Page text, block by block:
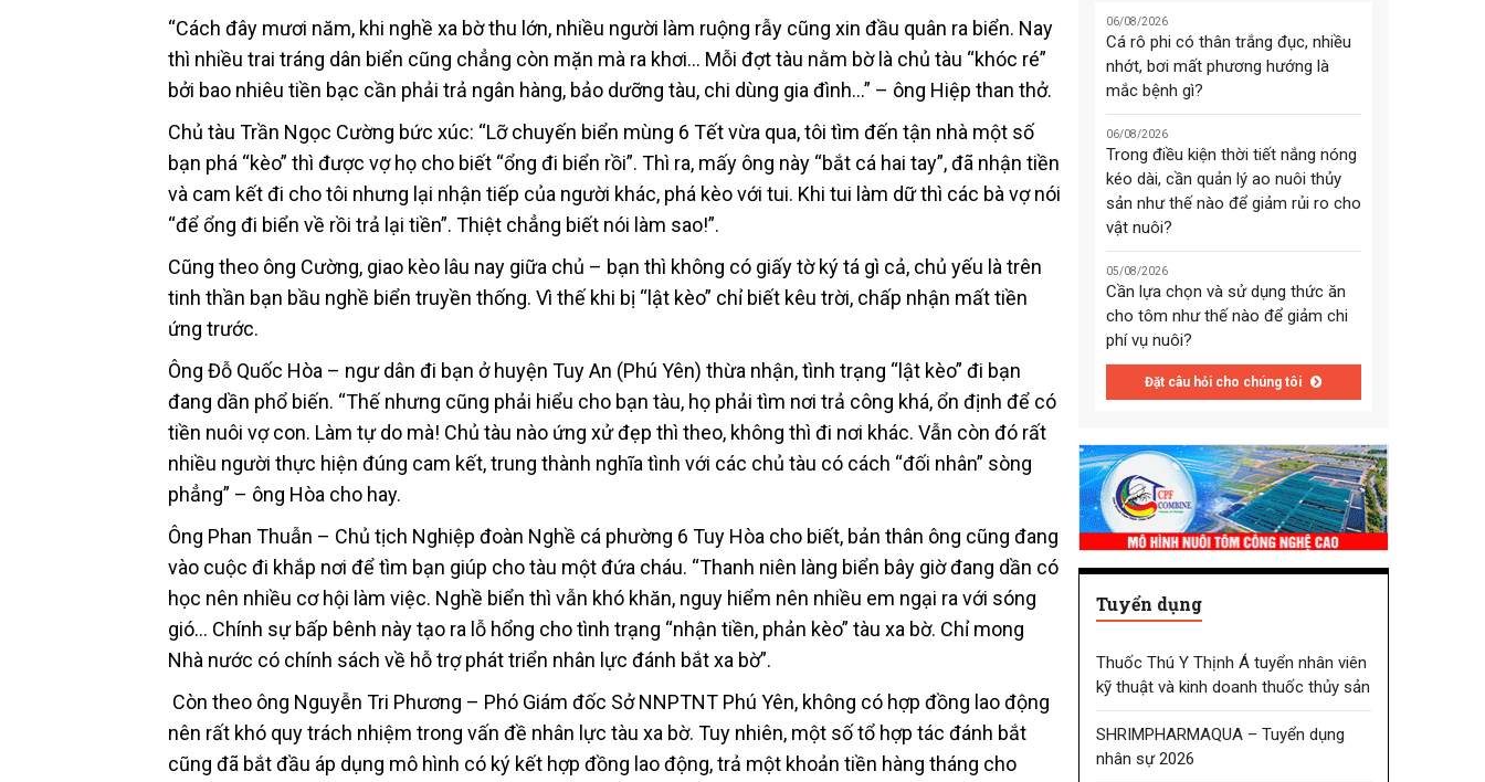
“Cách đây mươi năm, khi nghề xa bờ thu lớn, nhiều người làm ruộng rẫy cũng xin đầu quân ra biển. Nay
thì nhiều trai tráng dân biển cũng chẳng còn mặn mà ra khơi… Mỗi đợt tàu nằm bờ là chủ tàu “khóc ré”
bởi bao nhiêu tiền bạc cần phải trả ngân hàng, bảo dưỡng tàu, chi dùng gia đình…” – ông Hiệp than thở.
Chủ tàu Trần Ngọc Cường bức xúc: “Lỡ chuyến biển mùng 6 Tết vừa qua, tôi tìm đến tận nhà một số
bạn phá “kèo” thì được vợ họ cho biết “ổng đi biển rồi”. Thì ra, mấy ông này “bắt cá hai tay”, đã nhận tiền
và cam kết đi cho tôi nhưng lại nhận tiếp của người khác, phá kèo với tui. Khi tui làm dữ thì các bà vợ nói
“để ổng đi biển về rồi trả lại tiền”. Thiệt chẳng biết nói làm sao!”.
Cũng theo ông Cường, giao kèo lâu nay giữa chủ – bạn thì không có giấy tờ ký tá gì cả, chủ yếu là trên
tinh thần bạn bầu nghề biển truyền thống. Vì thế khi bị “lật kèo” chỉ biết kêu trời, chấp nhận mất tiền
ứng trước.
Ông Đỗ Quốc Hòa – ngư dân đi bạn ở huyện Tuy An (Phú Yên) thừa nhận, tình trạng “lật kèo” đi bạn
đang dần phổ biến. “Thế nhưng cũng phải hiểu cho bạn tàu, họ phải tìm nơi trả công khá, ổn định để có
tiền nuôi vợ con. Làm tự do mà! Chủ tàu nào ứng xử đẹp thì theo, không thì đi nơi khác. Vẫn còn đó rất
nhiều người thực hiện đúng cam kết, trung thành nghĩa tình với các chủ tàu có cách “đối nhân” sòng
phẳng” – ông Hòa cho hay.
Ông Phan Thuẫn – Chủ tịch Nghiệp đoàn Nghề cá phường 6 Tuy Hòa cho biết, bản thân ông cũng đang
vào cuộc đi khắp nơi để tìm bạn giúp cho tàu một đứa cháu. “Thanh niên làng biển bây giờ đang dần có
học nên nhiều cơ hội làm việc. Nghề biển thì vẫn khó khăn, nguy hiểm nên nhiều em ngại ra với sóng
gió… Chính sự bấp bênh này tạo ra lỗ hổng cho tình trạng “nhận tiền, phản kèo” tàu xa bờ. Chỉ mong
Nhà nước có chính sách về hỗ trợ phát triển nhân lực đánh bắt xa bờ”.
Còn theo ông Nguyễn Tri Phương – Phó Giám đốc Sở NNPTNT Phú Yên, không có hợp đồng lao động
nên rất khó quy trách nhiệm trong vấn đề nhân lực tàu xa bờ. Tuy nhiên, một số tổ hợp tác đánh bắt
cũng đã bắt đầu áp dụng mô hình có ký kết hợp đồng lao động, trả một khoản tiền hàng tháng cho
06/08/2026
Cá rô phi có thân trắng đục, nhiều
nhớt, bơi mất phương hướng là
mắc bệnh gì?
06/08/2026
Trong điều kiện thời tiết nắng nóng
kéo dài, cần quản lý ao nuôi thủy
sản như thế nào để giảm rủi ro cho
vật nuôi?
05/08/2026
Cần lựa chọn và sử dụng thức ăn
cho tôm như thế nào để giảm chi
phí vụ nuôi?
Đặt câu hỏi cho chúng tôi
Tuyển dụng
Thuốc Thú Y Thịnh Á tuyển nhân viên
kỹ thuật và kinh doanh thuốc thủy sản
SHRIMPHARMAQUA – Tuyển dụng
nhân sự 2026